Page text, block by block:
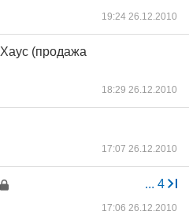
19:24 26.12.2010
(продажа
18:29 26.12.2010
17:07 26.12.2010
... 4
17:06 26.12.2010